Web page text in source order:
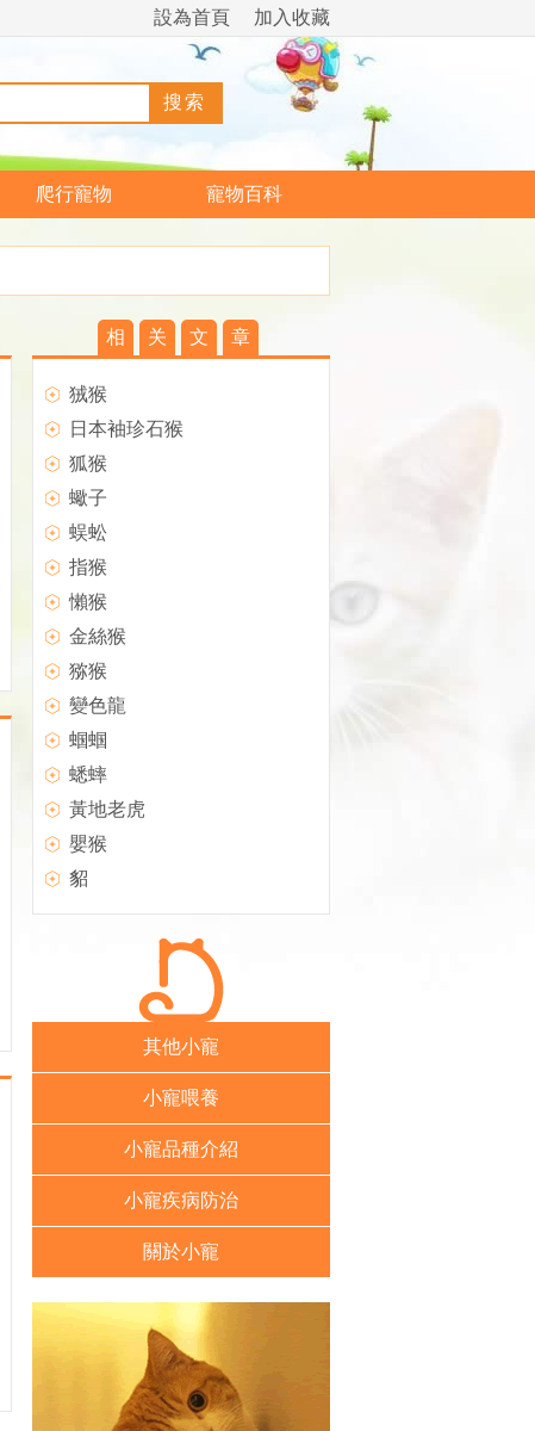
加入收藏
設為首頁
爬行寵物 寵物百科
相 关 文 章
狨猴
日本袖珍石猴
狐猴
蠍子
蜈蚣
指猴
懶猴
金絲猴
猕猴
變色龍
蝈蝈
蟋蟀
黃地老虎
嬰猴
貂
其他小寵
小寵喂養
小寵品種介紹
小寵疾病防治
關於小寵